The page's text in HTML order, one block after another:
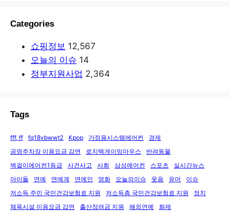
Categories
쇼핑정보 12,567
오늘의 이슈 14
정부지원사업 2,364
Tags
fff, ff fq18vbwwt2 Kpop 가정용시스템에어컨
경제
공영주차장 이용요금 감면
로지텍게이밍마우스
반려동물
벽걸이에어컨1등급
사건사고 사회 삼성에어컨 스포츠
실시간뉴스
아이돌
연예 연예계 연예인 영화 오늘의이슈 웃음 유머
이슈
저소득 주민 국민건강보험료 지원
저소득층 국민건강보험료 지원
정치
체육시설 이용요금 감면
출산장려금 지원 해외연예 화제